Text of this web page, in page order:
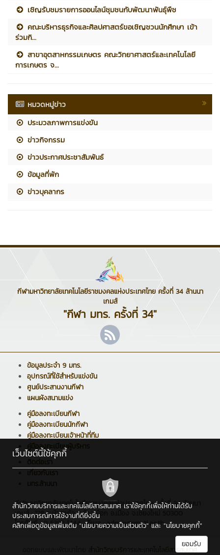
เชิญรับชมรายการออนไลน์ชุมชนกับพัฒนาพันธุ์พืช
คณะบริหารธุรกิจและศิลปศาสตร์ขอเชิญชวนนักศึกษา เข้า
ร่วมกิ...
สาขาอุตสาหกรรมเกษตร คณะวิทยาศาสตร์และเทคโนโลยี
การเกษตร จ...
หมวดหมู่ข่าว
ประมวลภาพการแข่งขัน
ข่าวกิจกรรม
ข่าวประกาศประชาสัมพันธ์
ข้อมูลที่พัก
ข่าวบุคลากร
กีฬามหาวิทยาลัยเทคโนโลยีราชมงคลแห่งประเทศไทย ครั้งที่ 34 ล้านนา
เกมส์
"กีฬา มทร. ครั้งที่ 34"
ข้อมูลประจำ 9 มทร.
อุปกรณ์ที่ใช้สำหรับแข่งขัน
ศูนย์ประสานงานกีฬา
แผนผังสนามแข่ง
คู่มือลงทะเบียนกีฬา
คู่มือลงทะเบียนนักกีฬา
คู่มือลงทะเบียนเจ้าหน้าที่ทีม
คู่มือลงทะเบียนผู้บริหาร
ติดต่อเรา
เกี่ยวกับเรา
มทร.ล้านนา
กีฬามหาวิทยาลัยเทคโนโลยีราชมงคลแห่งประเทศไทย ครั้งที่ 34 ล้านนา
เกมส์ : 128 ถ.ห้วยแก้ว ต.ช้างเผือก อ.เมือง จ.เชียงใหม่ 50300
โทรศัพท์ : 0 5392 1444 , อีเมล : admin@rmutl.ac.th
เว็บไซต์นี้ใช้คุกกี้
สำนักวิทยบริการและเทคโนโลยีสารสนเทศ เราใช้คุกกี้เพื่อให้ท่านได้รับ
ประสบการณ์การใช้งานที่ดียิ่งขึ้น
คลิกเพื่อดูข้อมูลเพิ่มเติม "นโยบายความเป็นส่วนตัว" และ "นโยบายคุกกี้"
ยอมรับ
สำนักวิทยบริการและเทคโนโลยีสารสนเทศ